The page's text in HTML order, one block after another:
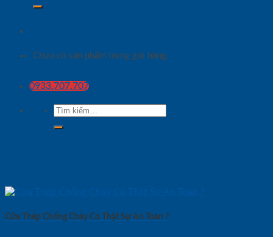
Chưa có sản phẩm trong giỏ hàng.
0933.707.707
Tìm
kiếm:
Cửa Thép Chống Cháy Có Thật Sự An Toàn ?